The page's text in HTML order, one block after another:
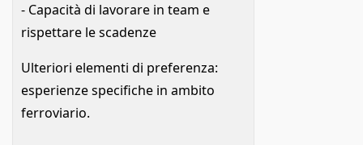
- Capacità di lavorare in team e
rispettare le scadenze
Ulteriori elementi di preferenza:
esperienze specifiche in ambito
ferroviario.